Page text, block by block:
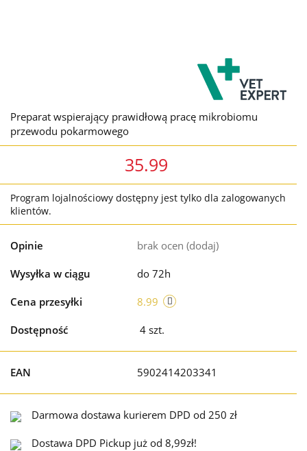
Preparat wspierający prawidłową pracę mikrobiomu
przewodu pokarmowego
35.99
Program lojalnościowy dostępny jest tylko dla zalogowanych
klientów.
Opinie brak ocen (dodaj)
Wysyłka w ciągu do 72h
Cena przesyłki 8.99
Dostępność 4 szt.
EAN 5902414203341
Darmowa dostawa kurierem DPD od 250 zł
Dostawa DPD Pickup już od 8,99zł!